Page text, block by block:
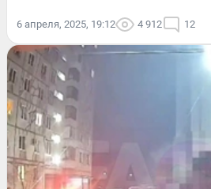
6 апреля, 2025, 19:12 4 912 12